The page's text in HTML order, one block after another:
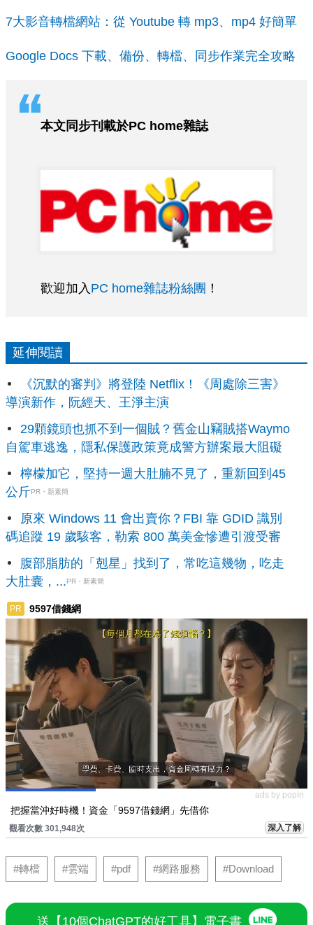
7大影音轉檔網站：從 Youtube 轉 mp3、mp4 好簡單
Google Docs 下載、備份、轉檔、同步作業完全攻略
本文同步刊載於PC home雜誌
歡迎加入 PC home雜誌粉絲團 ！
延伸閱讀
《沉默的審判》將登陸 Netflix！《周處除三害》
導演新作，阮經天、王淨主演
29顆鏡頭也抓不到一個賊？舊金山竊賊搭Waymo
自駕車逃逸，隱私保護政策竟成警方辦案最大阻礙
檸檬加它，堅持一週大肚腩不見了，重新回到45
公斤PR・新素簡
原來 Windows 11 會出賣你？FBI 靠 GDID 識別
碼追蹤 19 歲駭客，勒索 800 萬美金慘遭引渡受審
腹部脂肪的「剋星」找到了，常吃這幾物，吃走
大肚囊，... PR・新素簡
PR 9597借錢網
ads by popIn
把握當沖好時機！資金「9597借錢網」先借你
觀看次數 301,948次 深入了解
#轉檔 #雲端 #pdf #網路服務 #Download
送【10個ChatGPT的好工具】電子書